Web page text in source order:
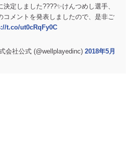
定しました????✨けんつめし選手、
コメントを発表しましたので、是非ご
t.co/ut0cRqFy0C
会社公式 (@wellplayedinc) 2018年5月